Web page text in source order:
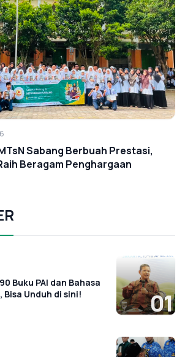
Sabang Berbuah Prestasi,
Beragam Penghargaan
Buku PAI dan Bahasa
Bisa Unduh di sini!
01